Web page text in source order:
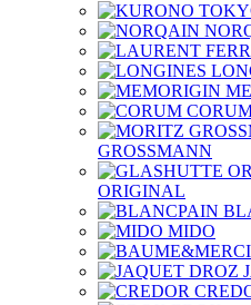
GROSSMANN
ORIGINAL
MIDO